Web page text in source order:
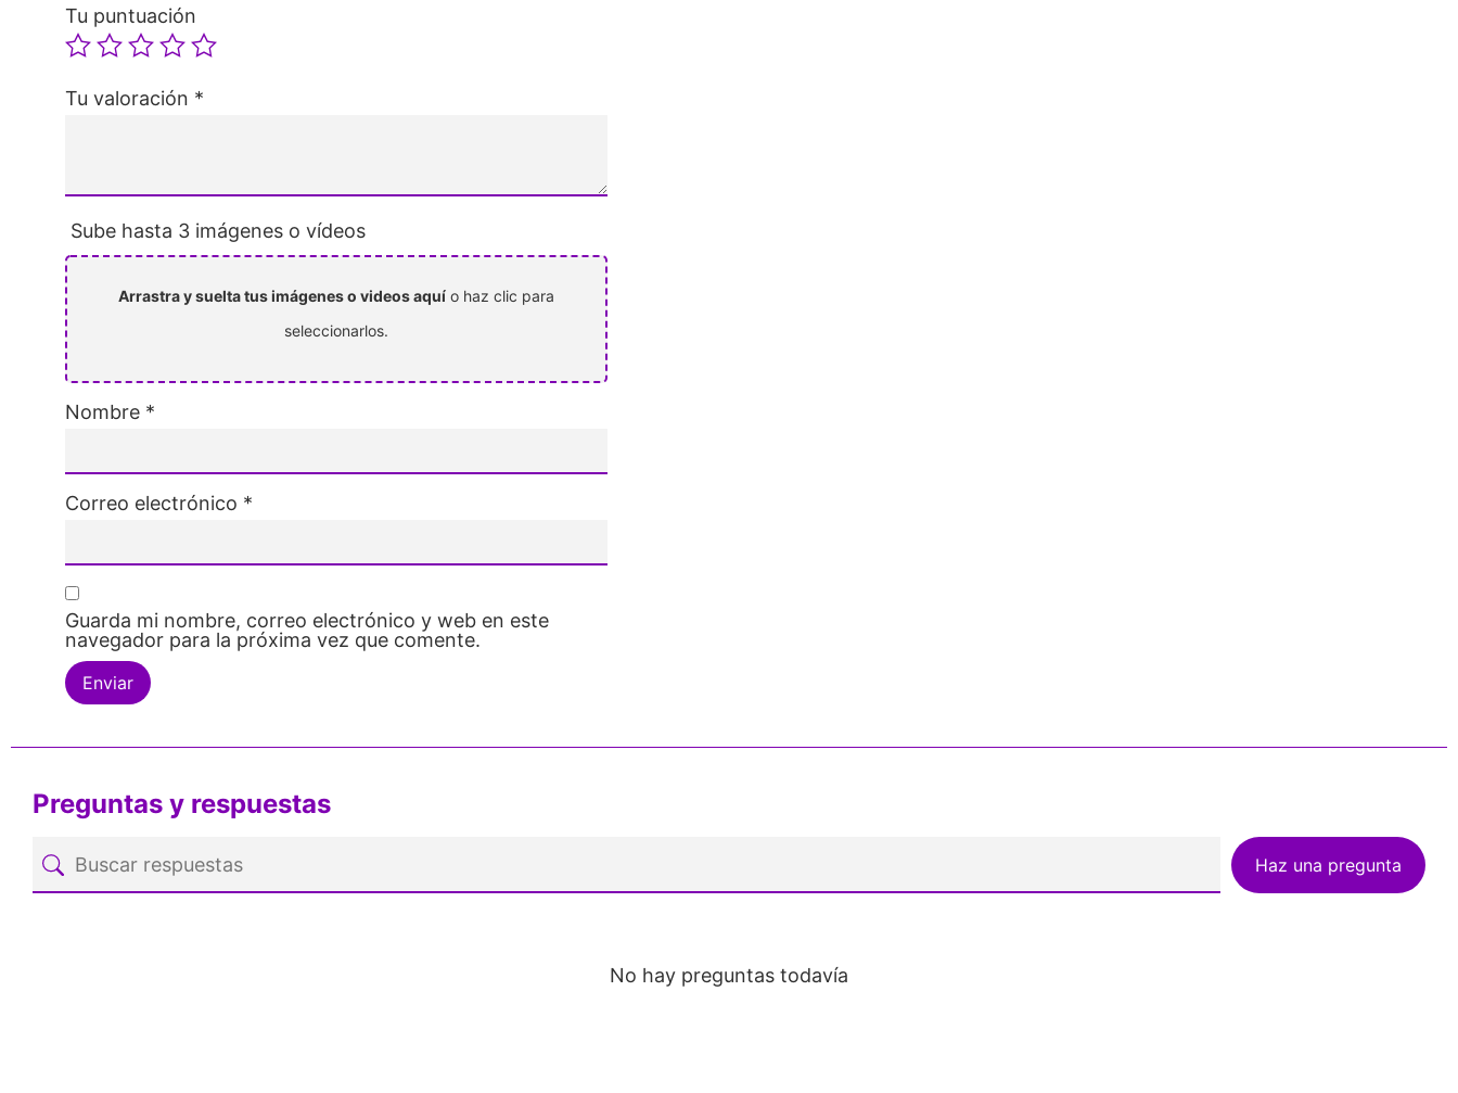
Tu puntuación
Tu valoración *
Sube hasta 3 imágenes o vídeos
Arrastra y suelta tus imágenes o videos aquí o haz clic para
seleccionarlos.
Nombre *
Correo electrónico *
Guarda mi nombre, correo electrónico y web en este
navegador para la próxima vez que comente.
Preguntas y respuestas
Haz una pregunta
No hay preguntas todavía